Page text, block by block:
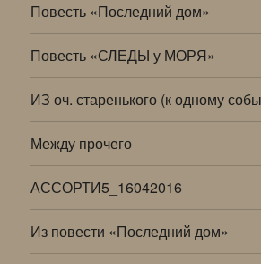
Повесть «Последний дом»
Повесть «СЛЕДЫ у МОРЯ»
ИЗ оч. старенького (к одному
Между прочего
АССОРТИ5_16042016
Из повести «Последний дом»